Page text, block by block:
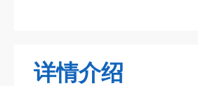
详情介绍